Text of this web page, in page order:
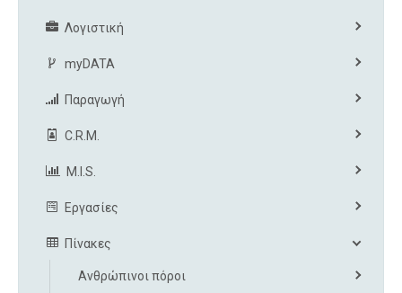
Λογιστική
myDATA
Παραγωγή
C.R.M.
M.I.S.
Εργασίες
Πίνακες
Ανθρώπινοι πόροι